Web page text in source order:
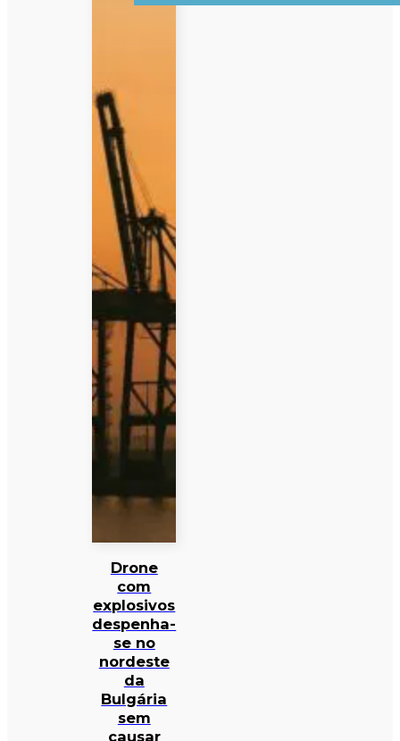
Drone
com
explosivos
despenha-
se no
nordeste
da
Bulgária
sem
causar